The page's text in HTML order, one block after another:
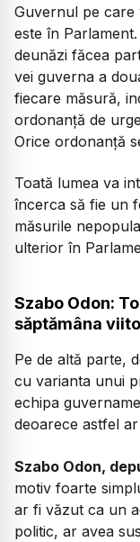
Guvernul pe
este în
deunăzi făcea
vei guverna a
fiecare măsură,
ordonanță de
Orice ordonanță
Toată lumea va
încerca să fie un
măsurile
ulterior în
Szabo Odon:
săptămâna
Pe de altă parte,
cu varianta unui
echipa
deoarece astfel
Szabo Odon,
motiv foarte
ar fi văzut ca un
politic, ar avea